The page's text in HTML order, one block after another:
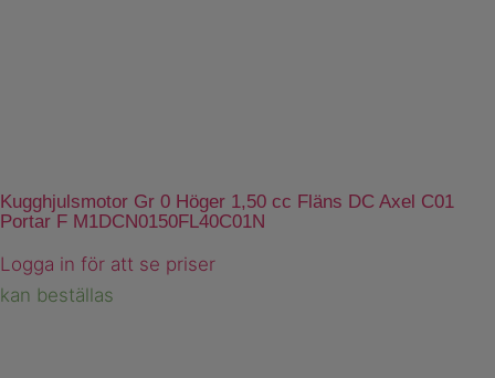
Kugghjulsmotor Gr 0 Höger 1,50 cc Fläns DC Axel C01
Portar F M1DCN0150FL40C01N
Logga in för att se priser
kan beställas